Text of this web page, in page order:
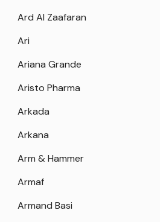
Ard Al Zaafaran
Ari
Ariana Grande
Aristo Pharma
Arkada
Arkana
Arm & Hammer
Armaf
Armand Basi